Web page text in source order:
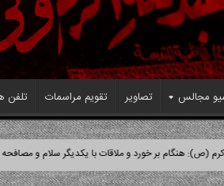
مجالس تصاویر تقویم مراسمات تلفن
بر خورد و ملاقات با یکدیگر سلام و مصافحه نمائید